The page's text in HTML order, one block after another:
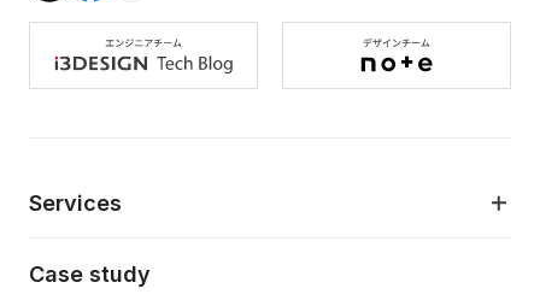
Services
Case study